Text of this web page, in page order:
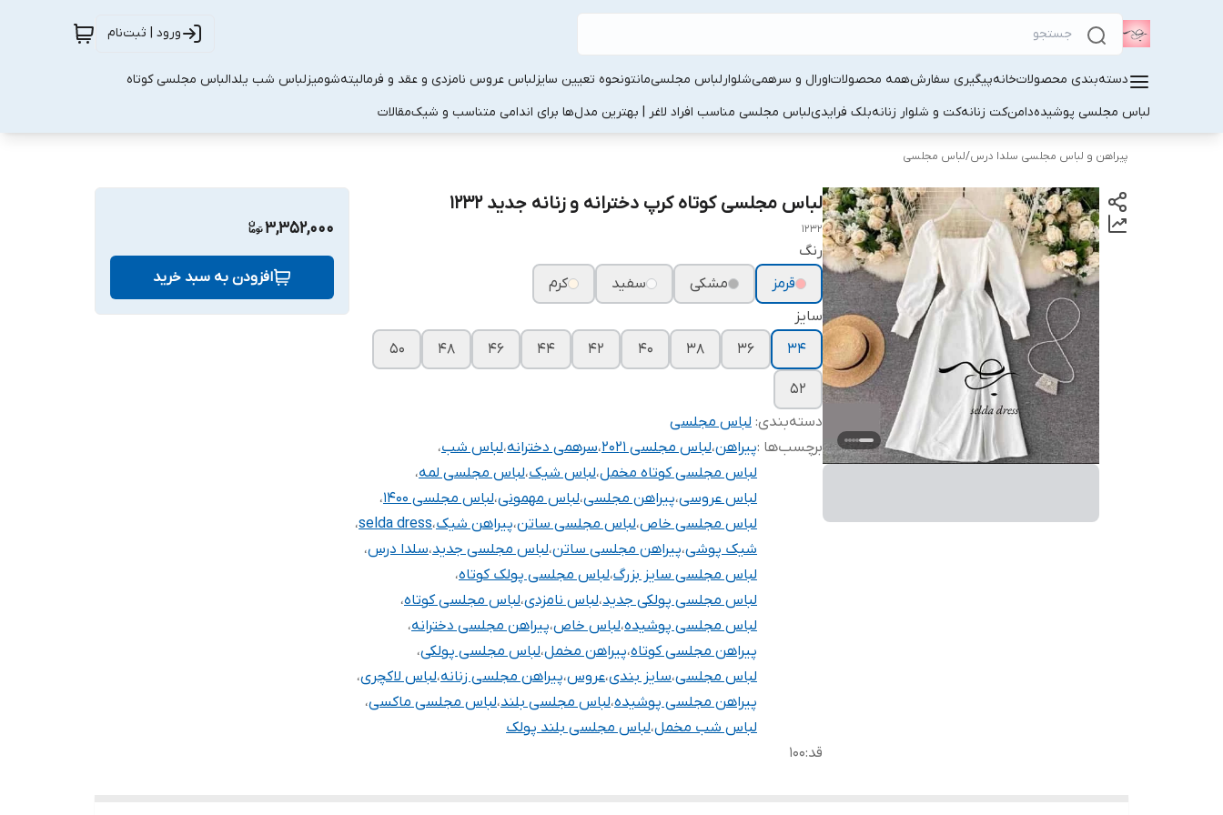
ورود | ثبت‌نام
دسته‌بندی محصولاتخانهپیگیری سفارشهمه محصولاتاورال و سرهمیشلوارلباس مجلسیمانتونحوه تعیین سایزلباس عروس نامزدی و عقد و فرمالیتهشومیزلباس شب یلدالباس مجلسی کوتاه
لباس مجلسی پوشیدهدامنکت زنانهکت و شلوار زنانهبلک فرایدیلباس مجلسی مناسب افراد لاغر | بهترین مدل‌ها برای اندامی متناسب و شیکمقالات
پیراهن و لباس مجلسی سلدا درس/لباس مجلسی
لباس مجلسی کوتاه کرپ دخترانه و زنانه جدید ۱۲۳۲
1232
رنگ
قرمز
مشکی سفید
کرم
سایز
۳۴
۳۶ ۳۸ ۴۰ ۴۲ ۴۴ ۴۶ ۴۸ ۵۰
۵۲
دسته‌بندی: لباس مجلسی
برچسب‌ها :پیراهن،لباس مجلسی ۲۰۲۱ ،سرهمی دخترانه،لباس شب،
لباس مجلسی کوتاه مخمل،لباس شیک،لباس مجلسی لمه،
لباس عروسی،پیراهن مجلسی،لباس مهمونی،لباس مجلسی ۱۴۰۰
،
لباس مجلسی خاص،لباس مجلسی ساتن،پیراهن شیک،selda dress،
شیک پوشی،پیراهن مجلسی ساتن،لباس مجلسی جدید،سلدا درس،
لباس مجلسی سایز بزرگ،لباس مجلسی پولک کوتاه،
لباس مجلسی پولکی جدید،لباس نامزدی،لباس مجلسی کوتاه،
لباس مجلسی پوشیده،لباس خاص،پیراهن مجلسی دخترانه،
پیراهن مجلسی کوتاه،پیراهن مخمل،لباس مجلسی پولکی،
لباس مجلسی،سایز بندی،عروس،پیراهن مجلسی زنانه،لباس لاکچری،
پیراهن مجلسی پوشیده،لباس مجلسی بلند،لباس مجلسی ماکسی،
لباس شب مخمل،لباس مجلسی بلند پولک
قد:۱۰۰
3,352,000
افزودن به سبد خرید